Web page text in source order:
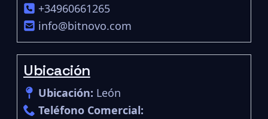
+34960661265
info@bitnovo.com
Ubicación
Ubicación: León
Teléfono Comercial: